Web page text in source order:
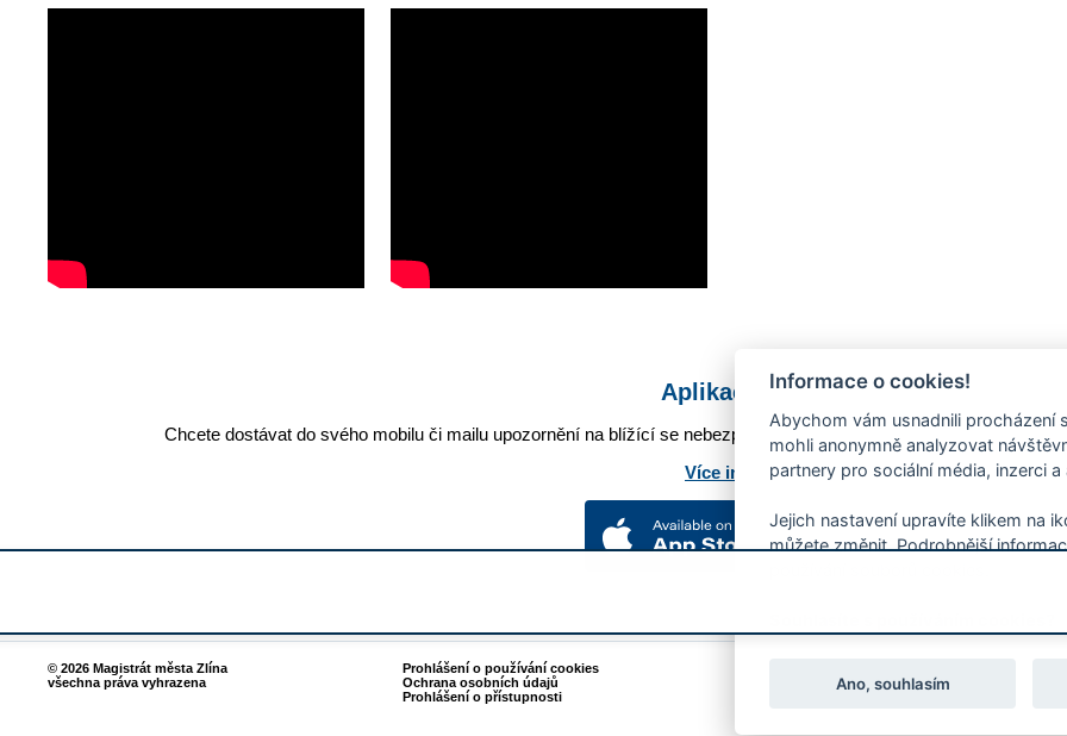
Aplikace Mobilní rozhlas
Chcete dostávat do svého mobilu či mailu upozornění na blížící se nebezpečí, odstávky, poruchy a výpadky
Více informací o aplikaci
© 2026 Magistrát města Zlína
všechna práva vyhrazena
Prohlášení o používání cookies
Ochrana osobních údajů
Prohlášení o přístupnosti
webmaster@zlin.eu
Informace o cookies!
Abychom vám usnadnili procházení
mohli anonymně analyzovat
partnery pro sociální média, inzerci a
Jejich nastavení upravíte klikem na
můžete změnit. Podrobnější
Ano, souhlasím